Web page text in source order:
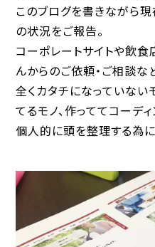
このブログを書きながら
の状況をご報告。
コーポレートサイトや飲
んからのご依頼・ご相談な
全くカタチになっていない
てるモノ、作っててコーデ
個人的に頭を整理する為に